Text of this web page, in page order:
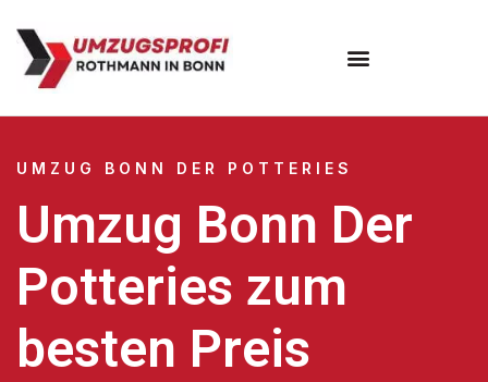
UMZUG BONN DER POTTERIES
Umzug Bonn Der
Potteries zum
besten Preis